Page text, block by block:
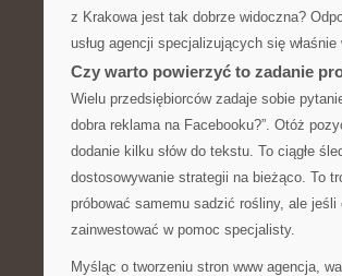
z Krakowa jest tak dobrze widoczna?
usług agencji specjalizujących się
Czy warto powierzyć to zadanie
Wielu przedsiębiorców zadaje sobie
dobra reklama na Facebooku?”. Otóż
dodanie kilku słów do tekstu. To ciągłe
dostosowywanie strategii na bieżąco. To
próbować samemu sadzić rośliny, ale
zainwestować w pomoc specjalisty.
Myśląc o tworzeniu stron www agencja,